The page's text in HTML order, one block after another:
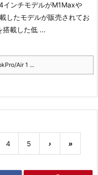
インチモデルがM1Maxや
したモデルが販売されてお
搭載した低 ...
Air 1 ...
4 5 › »